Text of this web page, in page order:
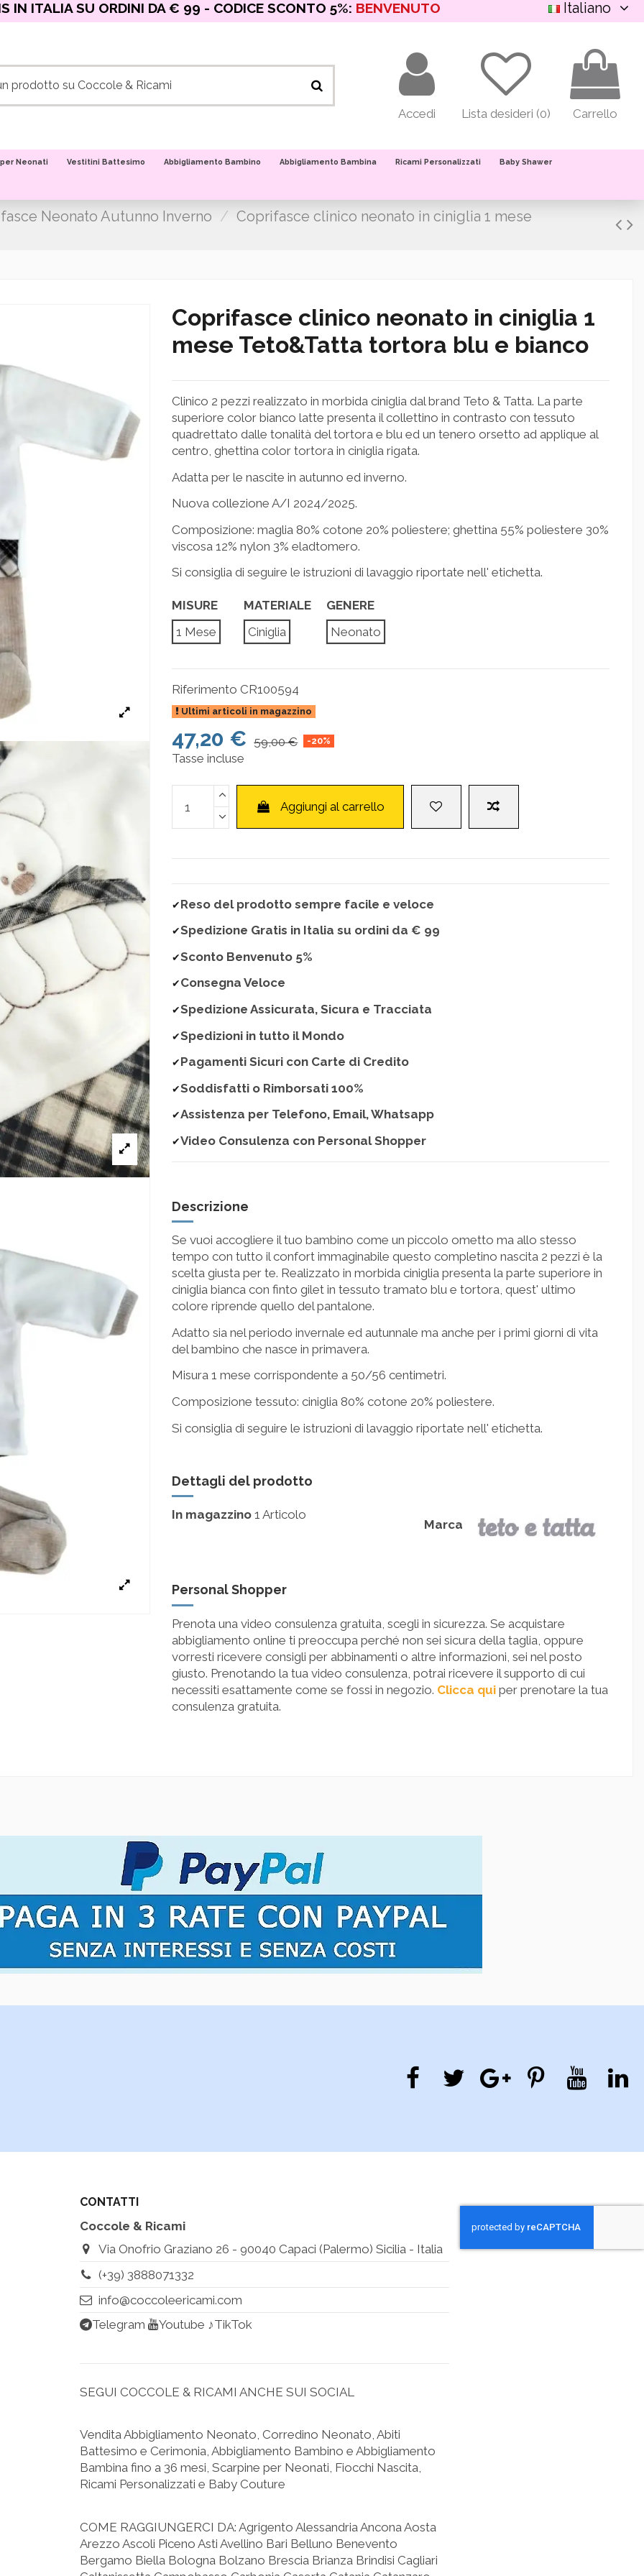
IN ITALIA SU ORDINI DA € 99 - CODICE SCONTO 5%: BENVENUTO Italiano
Accedi Lista desideri (0) Carrello
Neonati Vestitini Battesimo Abbigliamento Bambino Abbigliamento Bambina Ricami Personalizzati Baby Shawer
Neonato Autunno Inverno Coprifasce clinico neonato in ciniglia 1 mese
Coprifasce clinico neonato in ciniglia 1
mese Teto&Tatta tortora blu e bianco
Clinico 2 pezzi realizzato in morbida ciniglia dal brand Teto & Tatta. La parte
superiore color bianco latte presenta il collettino in contrasto con tessuto
quadrettato dalle tonalità del tortora e blu ed un tenero orsetto ad applique al
centro, ghettina color tortora in ciniglia rigata.
Adatta per le nascite in autunno ed inverno.
Nuova collezione A/I 2024/2025.
Composizione: maglia 80% cotone 20% poliestere; ghettina 55% poliestere 30%
viscosa 12% nylon 3% eladtomero.
Si consiglia di seguire le istruzioni di lavaggio riportate nell' etichetta.
MISURE
1 Mese
MATERIALE
Ciniglia
GENERE
Neonato
Riferimento CR100594
Ultimi articoli in magazzino
47,20 € 59,00 € -20%
Tasse incluse
Aggiungi al carrello
✔Reso del prodotto sempre facile e veloce
✔Spedizione Gratis in Italia su ordini da € 99
✔Sconto Benvenuto 5%
✔Consegna Veloce
✔Spedizione Assicurata, Sicura e Tracciata
✔Spedizioni in tutto il Mondo
✔Pagamenti Sicuri con Carte di Credito
✔Soddisfatti o Rimborsati 100%
✔Assistenza per Telefono, Email, Whatsapp
✔Video Consulenza con Personal Shopper
Descrizione
Se vuoi accogliere il tuo bambino come un piccolo ometto ma allo stesso
tempo con tutto il confort immaginabile questo completino nascita 2 pezzi è la
scelta giusta per te. Realizzato in morbida ciniglia presenta la parte superiore in
ciniglia bianca con finto gilet in tessuto tramato blu e tortora, quest' ultimo
colore riprende quello del pantalone.
Adatto sia nel periodo invernale ed autunnale ma anche per i primi giorni di vita
del bambino che nasce in primavera.
Misura 1 mese corrispondente a 50/56 centimetri.
Composizione tessuto: ciniglia 80% cotone 20% poliestere.
Si consiglia di seguire le istruzioni di lavaggio riportate nell' etichetta.
Dettagli del prodotto
Marca
In magazzino 1 Articolo
Personal Shopper
Prenota una video consulenza gratuita, scegli in sicurezza. Se acquistare
abbigliamento online ti preoccupa perché non sei sicura della taglia, oppure
vorresti ricevere consigli per abbinamenti o altre informazioni, sei nel posto
giusto. Prenotando la tua video consulenza, potrai ricevere il supporto di cui
necessiti esattamente come se fossi in negozio. Clicca qui per prenotare la tua
consulenza gratuita.
CONTATTI
Coccole & Ricami
Via Onofrio Graziano 26 - 90040 Capaci (Palermo) Sicilia - Italia
(+39) 3888071332
info@coccoleericami.com
Telegram
Youtube ♪TikTok
SEGUI COCCOLE & RICAMI ANCHE SUI SOCIAL
Vendita Abbigliamento Neonato, Corredino Neonato, Abiti
Battesimo e Cerimonia, Abbigliamento Bambino e Abbigliamento
Bambina fino a 36 mesi, Scarpine per Neonati, Fiocchi Nascita,
Ricami Personalizzati e Baby Couture
COME RAGGIUNGERCI DA: Agrigento Alessandria Ancona Aosta
Arezzo Ascoli Piceno Asti Avellino Bari Belluno Benevento
Bergamo Biella Bologna Bolzano Brescia Brianza Brindisi Cagliari